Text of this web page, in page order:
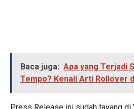
Baca juga: Apa yang Terjadi
Tempo? Kenali Arti Rollover